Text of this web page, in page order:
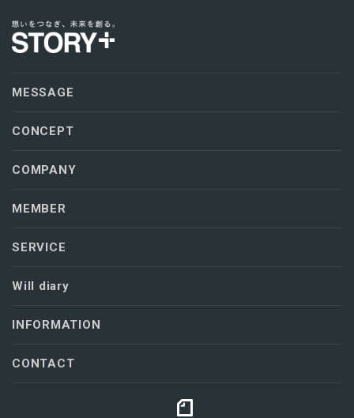
MESSAGE
CONCEPT
COMPANY
MEMBER
SERVICE
Will diary
INFORMATION
CONTACT